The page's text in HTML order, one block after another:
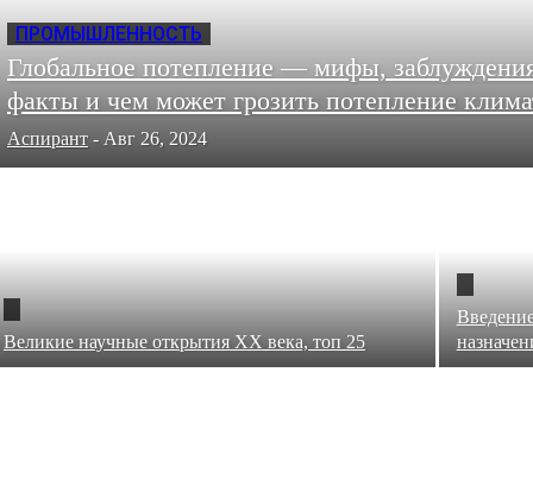
ПРОМЫШЛЕННОСТЬ
Глобальное потепление — мифы,
факты и чем может грозить потепление
Аспирант - Авг 26, 2024
Великие научные открытия XX века, топ 25